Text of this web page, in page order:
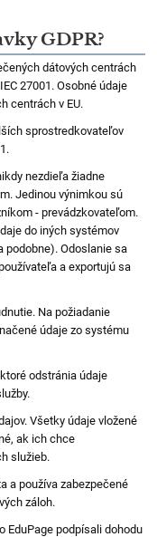
GDPR?
dátových centrách
27001. Osobné údaje
centrách v EU.
sprostredkovateľov
nezdieľa žiadne
Jedinou výnimkou sú
- prevádzkovateľom.
do iných systémov
podobne). Odoslanie sa
a exportujú sa
Na požiadanie
údaje zo systému
odstránia údaje
Všetky údaje vložené
ak ich chce
služieb.
a používa zabezpečené
záloh.
EduPage podpísali dohodu